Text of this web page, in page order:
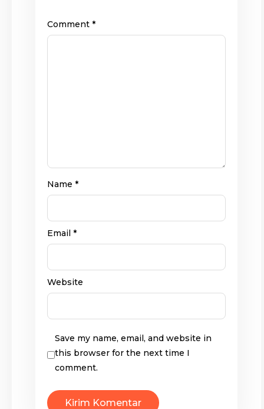
Comment *
Name *
Email *
Website
Save my name, email, and website in
this browser for the next time I
comment.